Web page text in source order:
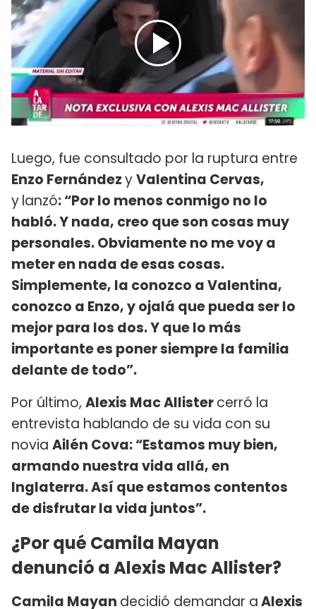
Luego, fue consultado por la ruptura entre
Enzo FernándezyValentina Cervas,
ylanzó: “Por lo menos conmigo no lo
habló. Y nada, creo que son cosas muy
personales. Obviamente no me voy a
meter en nada de esas cosas.
Simplemente, la conozco a Valentina,
conozco a Enzo, y ojalá que pueda ser lo
mejor para los dos. Y que lo más
importante es poner siempre la familia
delante de todo”.
Por último, Alexis Mac Allistercerró la
entrevista hablando de su vida con su
novia Ailén Cova: “Estamos muy bien,
armando nuestra vida allá, en
Inglaterra. Así que estamos contentos
de disfrutar la vida juntos”.
¿Por qué Camila Mayan
denunció a Alexis Mac Allister?
Camila Mayan decidió demandar aAlexis